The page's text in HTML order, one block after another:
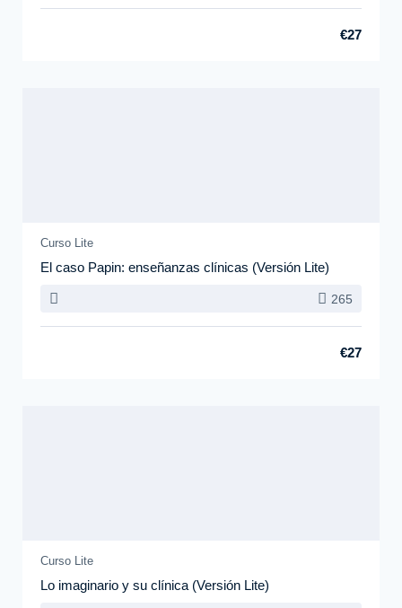
€27
Curso Lite
El caso Papin: enseñanzas clínicas (Versión Lite)
265
€27
Curso Lite
Lo imaginario y su clínica (Versión Lite)